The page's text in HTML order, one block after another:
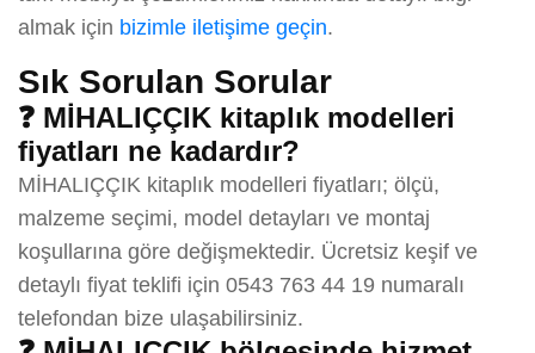
almak için bizimle iletişime geçin.
Sık Sorulan Sorular
❓ MİHALIÇÇIK kitaplık modelleri
fiyatları ne kadardır?
MİHALIÇÇIK kitaplık modelleri fiyatları; ölçü,
malzeme seçimi, model detayları ve montaj
koşullarına göre değişmektedir. Ücretsiz keşif ve
detaylı fiyat teklifi için 0543 763 44 19 numaralı
telefondan bize ulaşabilirsiniz.